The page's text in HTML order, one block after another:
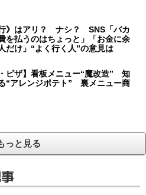
行》はアリ？ ナシ？ SNS「バカ
を払うのはちょっと」「お金に余
だけ」“よく行く人”の意見は
・ピザ】看板メニュー“魔改造” 知
“アレンジポテト” 裏メニュー商
っと見る